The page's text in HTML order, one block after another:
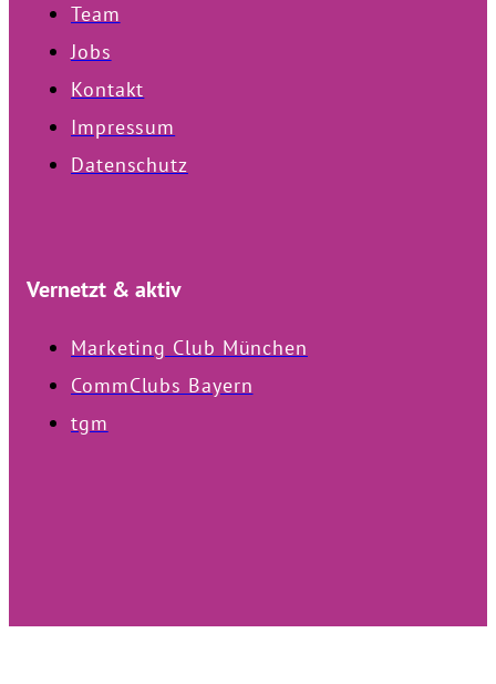
Team
Jobs
Kontakt
Impressum
Datenschutz
Vernetzt & aktiv
Marketing Club München
CommClubs Bayern
tgm